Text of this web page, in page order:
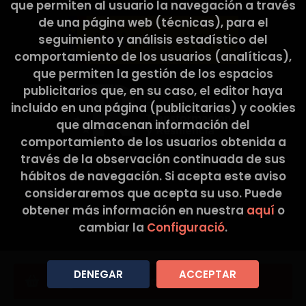
Afegir a la cistella
FACILITADA PER L’USUARI Els Usuaris, mitjançant la
marcació de les caselles corresponents i entrada
de dades en els camps, marcats amb un asterisc
(*) en el formulari de contacte o presentats en
formularis de descàrrega, accepten
expressament i de forma lliure i inequívoca, que
les seves dades són necessàries per atendre la
seva petició, per part del prestador, sent
voluntària la inclusió de dades en els camps
restants. L’Usuari garanteix que les dades
personals facilitades al RESPONSABLE són veraces
i es fa responsable de comunicar qualsevol
modificació de les mateixes. El RESPONSABLE
informa i garanteix expressament als usuaris que
les seves dades personals no seran cedides en
cap cas a tercers, i que sempre que realitzés
algun tipus de cessió de dades personals, es
les dades sol·licitades a través del lloc web són
obligatoris, ja que són necessaris per a la
2026 ©La Tribu Llibreria. Tots els Drets Reservats
|Grupo Trevenque
que permiten al usuario la navegación a través
de una página web (técnicas), para el
seguimiento y análisis estadístico del
comportamiento de los usuarios (analíticas),
que permiten la gestión de los espacios
publicitarios que, en su caso, el editor haya
incluido en una página (publicitarias) y cookies
que almacenan información del
comportamiento de los usuarios obtenida a
través de la observación continuada de sus
hábitos de navegación. Si acepta este aviso
consideraremos que acepta su uso. Puede
obtener más información en nuestra aquí o
cambiar la Configuració.
DENEGAR ACCEPTAR